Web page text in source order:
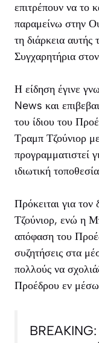
επιτρέπουν να το
παραμείνω στην
τη διάρκεια αυτής
Συγχαρητήρια
Η είδηση έγινε
News και
του ίδιου του
Τραμπ Τζούνιορ
προγραμματιστεί
ιδιωτική
Πρόκειται για
Τζούνιορ, ενώ η
απόφαση του
συζητήσεις στα
πολλούς να
Προέδρου εν μέσω